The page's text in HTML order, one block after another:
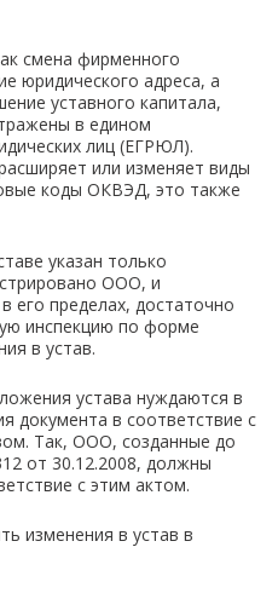
смена фирменного
юридического адреса, а
уставного капитала,
в едином
лиц (ЕГРЮЛ).
или изменяет виды
коды ОКВЭД, это также
указан только
ООО, и
его пределах, достаточно
инспекцию по форме
в устав.
устава нуждаются в
документа в соответствие с
Так, ООО, созданные до
от 30.12.2008, должны
с этим актом.
изменения в устав в